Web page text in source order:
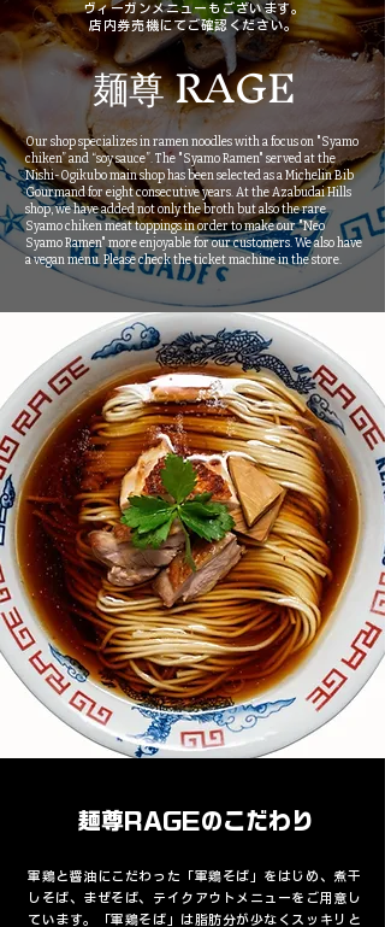
ヴィーガンメニューもございます。
店内券売機にてご確認ください。
麺尊 RAGE
Our shop specializes in ramen noodles with a focus on "Syamo
chiken” and “soy sauce”. The "Syamo Ramen" served at the
Nishi-Ogikubo main shop has been selected as a Michelin Bib
Gourmand for eight consecutive years. At the Azabudai Hills
shop, we have added not only the broth but also the rare
Syamo chiken meat toppings in order to make our "Neo
Syamo Ramen" more enjoyable for our customers. We also have
a vegan menu. Please check the ticket machine in the store.
麺尊RAGEのこだわり
軍鶏と醤油にこだわった「軍鶏そば」をはじめ、煮干
しそば、まぜそば、テイクアウトメニューをご用意し
ています。「軍鶏そば」は脂肪分が少なくスッキリと